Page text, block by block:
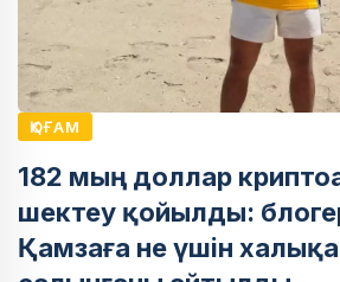
ҚОҒАМ
182 мың доллар
шектеу қойылды:
Қамзаға не үшін